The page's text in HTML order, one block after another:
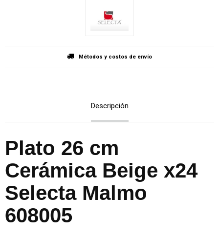
Métodos y costos de envío
Descripción
Plato 26 cm
Cerámica Beige x24
Selecta Malmo
608005